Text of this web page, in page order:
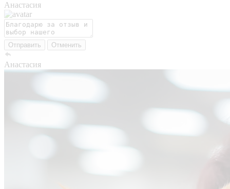
Анастасия
Отправить Отменить
Анастасия